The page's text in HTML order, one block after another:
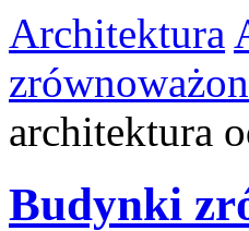
Architektura
architektura
Budynki